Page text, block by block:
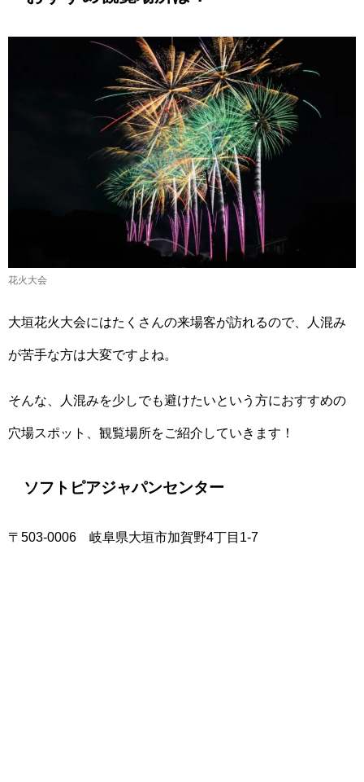
花火大会
大垣花火大会にはたくさんの来場客が訪れるので、人混み
が苦手な方は大変ですよね。
そんな、人混みを少しでも避けたいという方におすすめの
穴場スポット、観覧場所をご紹介していきます！
ソフトピアジャパンセンター
〒503-0006 岐阜県大垣市加賀野4丁目1-7